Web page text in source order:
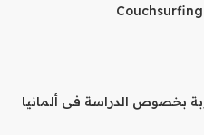
بخصوص الدراسة فى ألمانيا